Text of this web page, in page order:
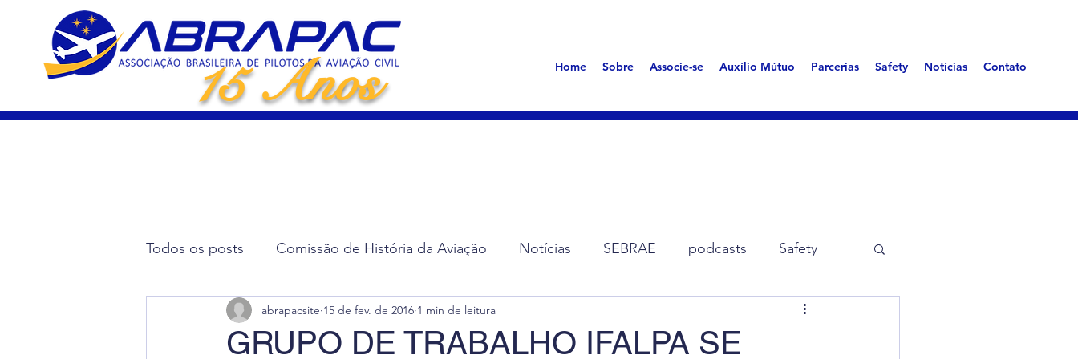
15 Anos Home Sobre Associe-se Auxílio Mútuo Parcerias Safety Notícias Contato
Todos os posts Comissão de História da Aviação Notícias SEBRAE podcasts Safety
Artigos Científicos Eleição de Diretoria Assembleias Síndrome Aerotóxica
GRUPO DE TRABALHO IFALPA SE
abrapacsite 15 de fev. de 2016 1 min de leitura